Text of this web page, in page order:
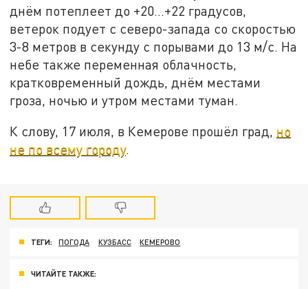
днём потеплеет до +20…+22 градусов,
ветерок подует с северо-запада со скоростью
3-8 метров в секунду с порывами до 13 м/с. На
небе также переменная облачность,
кратковременный дождь, днём местами
гроза, ночью и утром местами туман.
К слову, 17 июля, в Кемерове прошёл град, но
не по всему городу.
ТЕГИ: ПОГОДА КУЗБАСС КЕМЕРОВО
ЧИТАЙТЕ ТАКЖЕ: